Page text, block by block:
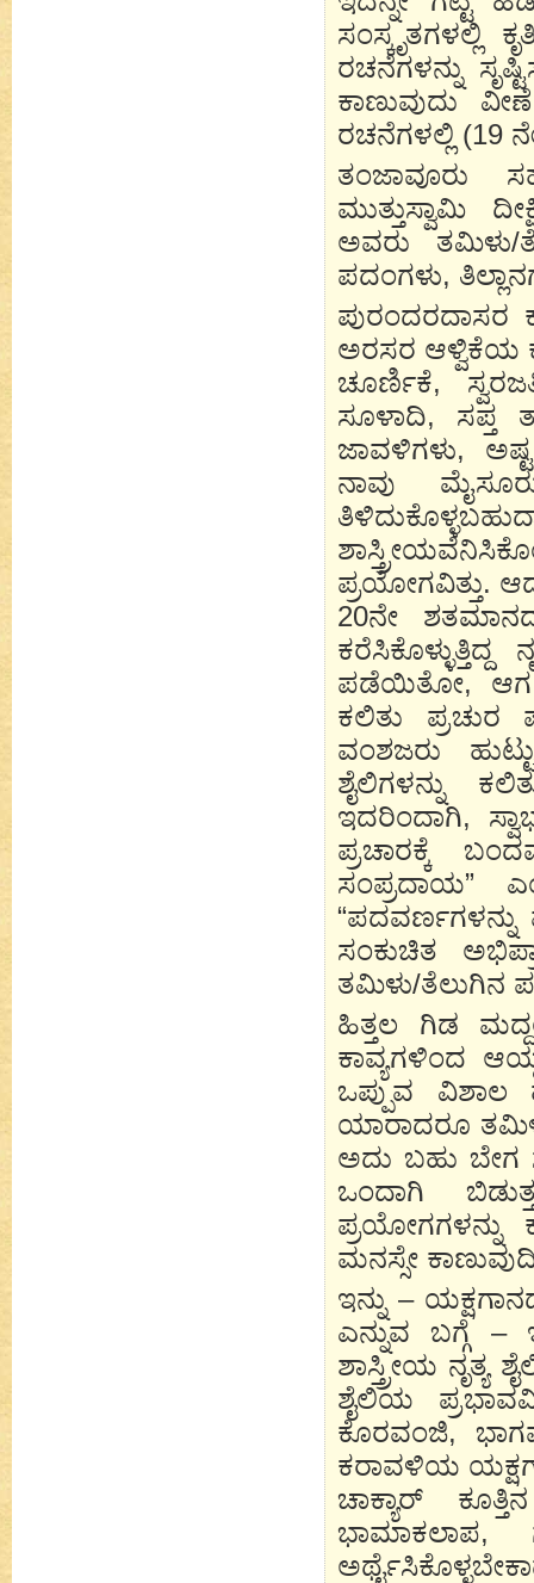
ಸಂಸ್ಕೃತಗಳಲ್ಲಿ
ರಚನೆಗಳನ್ನು
ಕಾಣುವುದು
ರಚನೆಗಳಲ್ಲಿ (19
ತಂಜಾವೂರು
ಮುತ್ತುಸ್ವಾಮಿ
ಅವರು ತಮಿಳು/
ಪದಂಗಳು,
ಪುರಂದರದಾಸರ
ಅರಸರ ಆಳ್ವಿಕೆಯ
ಚೂರ್ಣಿಕೆ,
ಸೂಳಾದಿ, ಸಪ್ತ
ಜಾವಳಿಗಳು,
ನಾವು
ಪ್ರಯೋಗವಿತ್ತು.
20ನೇ
ಪಡೆಯಿತೋ, ಆಗ
ಕಲಿತು ಪ್ರಚುರ
ವಂಶಜರು
ಶೈಲಿಗಳನ್ನು
ಇದರಿಂದಾಗಿ,
ಪ್ರಚಾರಕ್ಕೆ
ಸಂಪ್ರದಾಯ”
“ಪದವರ್ಣಗಳನ್ನು
ಸಂಕುಚಿತ
ತಮಿಳು/ತೆಲುಗಿನ
ಹಿತ್ತಲ ಗಿಡ
ಕಾವ್ಯಗಳಿಂದ
ಒಪ್ಪುವ ವಿಶಾಲ
ಯಾರಾದರೂ
ಅದು ಬಹು ಬೇಗ
ಒಂದಾಗಿ
ಮನಸ್ಸೇ
ಇನ್ನು –
ಎನ್ನುವ ಬಗ್ಗೆ –
ಶಾಸ್ತ್ರೀಯ ನೃತ್ಯ
ಶೈಲಿಯ
ಕೊರವಂಜಿ,
ಕರಾವಳಿಯ
ಚಾಕ್ಯಾರ್
ಭಾಮಾಕಲಾಪ,